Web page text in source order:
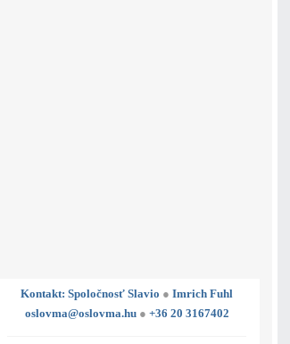
ČLÁNOK: SLOVENSKÝ ŠKOVRÁNOK SRDCOM, TRADÍCIE
Kontakt: Spoločnosť Slavio ● Imrich Fuhl
oslovma@oslovma.hu ● +36 20 3167402